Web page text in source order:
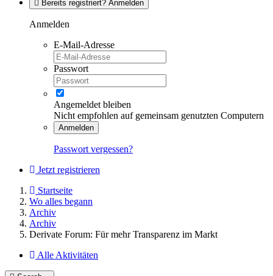
Bereits registriert? Anmelden
Anmelden
E-Mail-Adresse
Passwort
Angemeldet bleiben
Nicht empfohlen auf gemeinsam genutzten Computern
Anmelden
Passwort vergessen?
Jetzt registrieren
Startseite
Wo alles begann
Archiv
Archiv
Derivate Forum: Für mehr Transparenz im Markt
Alle Aktivitäten